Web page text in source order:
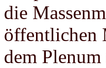
die
öffentlichen
dem